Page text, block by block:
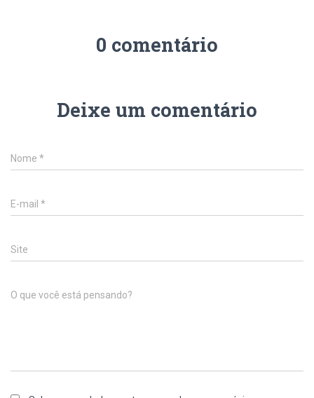
0 comentário
Deixe um comentário
Nome *
E-mail *
Site
O que você está pensando?